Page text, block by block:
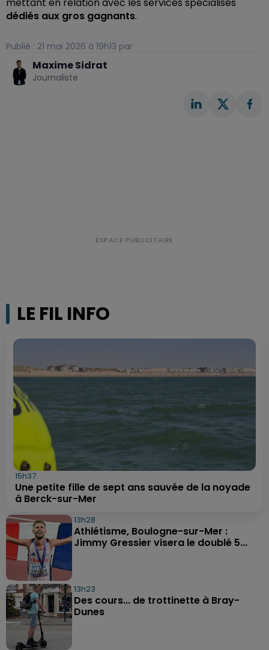
dédiés aux gros gagnants.
Publié : 21 mai 2026 à 19h13 par
Maxime Sidrat
Journaliste
LE FIL INFO
15h37
Une petite fille de sept ans sauvée de la noyade
à Berck-sur-Mer
13h28
Athlétisme, Boulogne-sur-Mer :
Jimmy Gressier visera le doublé 5...
13h23
Des cours... de trottinette à Bray-
Dunes